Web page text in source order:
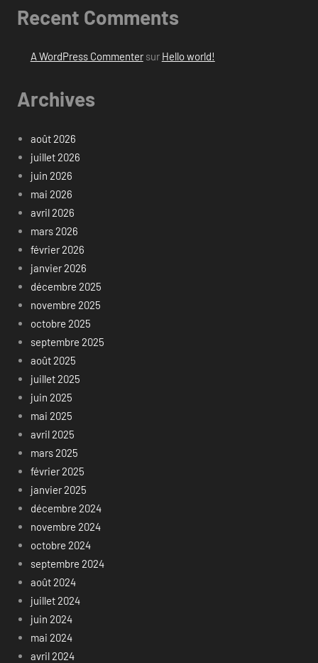
Recent Comments
A WordPress Commentersur Hello world!
Archives
août 2026
juillet 2026
juin 2026
mai 2026
avril 2026
mars 2026
février 2026
janvier 2026
décembre 2025
novembre 2025
octobre 2025
septembre 2025
août 2025
juillet 2025
juin 2025
mai 2025
avril 2025
mars 2025
février 2025
janvier 2025
décembre 2024
novembre 2024
octobre 2024
septembre 2024
août 2024
juillet 2024
juin 2024
mai 2024
avril 2024